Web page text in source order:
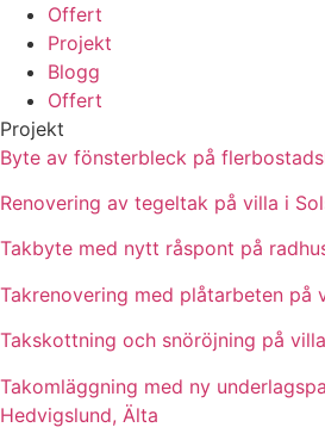
Offert
Projekt
Blogg
Offert
Projekt
Byte av fönsterbleck på
Renovering av tegeltak på villa i
Takbyte med nytt råspont på
Takrenovering med plåtarbeten på
Takskottning och snöröjning på
Takomläggning med ny
Hedvigslund, Älta